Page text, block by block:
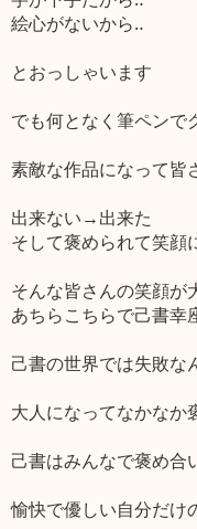
絵心がないから‥
とおっしゃいます
でも何となく筆ペンで
素敵な作品になって皆
出来ない→出来た
そして褒められて笑顔
そんな皆さんの笑顔が
あちらこちらで己書幸
己書の世界では失敗な
大人になってなかなか
己書はみんなで褒め合
愉快で優しい自分だけ